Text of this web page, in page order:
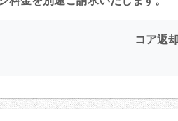
コア返